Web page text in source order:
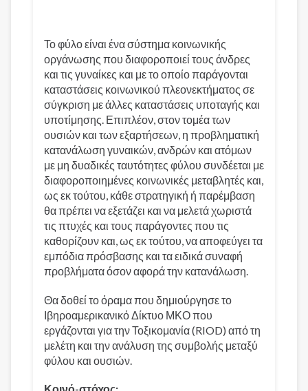
Το φύλο είναι ένα σύστημα κοινωνικής
οργάνωσης που διαφοροποιεί τους άνδρες
και τις γυναίκες και με το οποίο παράγονται
καταστάσεις κοινωνικού πλεονεκτήματος σε
σύγκριση με άλλες καταστάσεις υποταγής και
υποτίμησης. Επιπλέον, στον τομέα των
ουσιών και των εξαρτήσεων, η προβληματική
κατανάλωση γυναικών, ανδρών και ατόμων
με μη δυαδικές ταυτότητες φύλου συνδέεται με
διαφοροποιημένες κοινωνικές μεταβλητές και,
ως εκ τούτου, κάθε στρατηγική ή παρέμβαση
θα πρέπει να εξετάζει και να μελετά χωριστά
τις πτυχές και τους παράγοντες που τις
καθορίζουν και, ως εκ τούτου, να αποφεύγει τα
εμπόδια πρόσβασης και τα ειδικά συναφή
προβλήματα όσον αφορά την κατανάλωση.
Θα δοθεί το όραμα που δημιούργησε το
Ιβηροαμερικανικό Δίκτυο ΜΚΟ που
εργάζονται για την Τοξικομανία (RIOD) από τη
μελέτη και την ανάλυση της συμβολής μεταξύ
φύλου και ουσιών.